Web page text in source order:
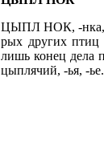
ЦЫПЛ НОК, -нка,
рых других птиц
лишь конец дела
цыплячий, -ья, -